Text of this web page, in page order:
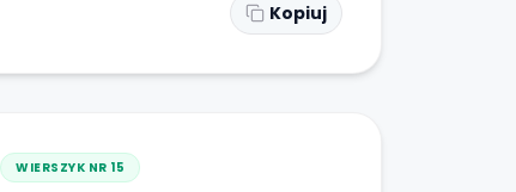
Kopiuj
WIERSZYK NR 15